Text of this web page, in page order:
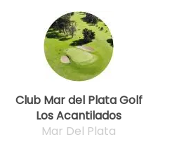
Club Mar del Plata Golf
Los Acantilados
Mar Del Plata